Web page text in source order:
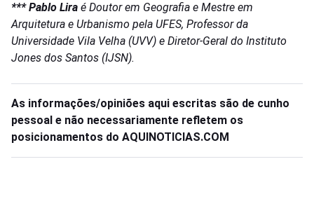
*** Pablo Lira é Doutor em Geografia e Mestre em
Arquitetura e Urbanismo pela UFES, Professor da
Universidade Vila Velha (UVV) e Diretor-Geral do Instituto
Jones dos Santos (IJSN).
As informações/opiniões aqui escritas são de cunho
pessoal e não necessariamente refletem os
posicionamentos do AQUINOTICIAS.COM